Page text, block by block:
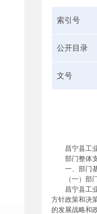
索引号
公开目录
文号
昌宁县工
部门整体
一、部门
（一）部
昌宁县工
方针政策和决
的发展战略和